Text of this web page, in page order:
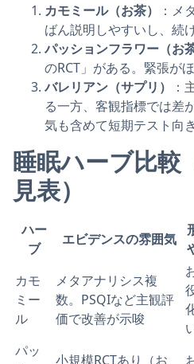
カモミール（お茶）
：メ
ばん説明しやすいし、続
パッションフラワー（お茶
のRCT」がある。緊張が
バレリアン（サプリ）
：
る一方、客観指標では差
気も含めて短期テスト向き
睡眠ハーブ比較
見表）
ハー
ブ
エビデンスの雰囲気
カモ
ミー
ル
メタアナリシス複
数。PSQIなど主観評
価で改善が示唆
パッ
小規模RCTあり（お